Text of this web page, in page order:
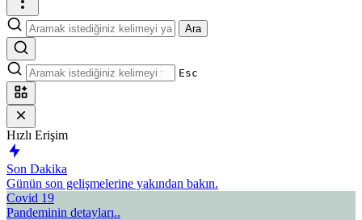
Ara
Esc
Hızlı Erişim
Son Dakika
Günün son gelişmelerine yakından bakın.
Covid 19
Pandeminin detayları..